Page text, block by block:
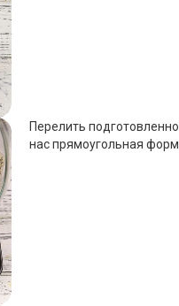
Перелить
нас прямоугольная